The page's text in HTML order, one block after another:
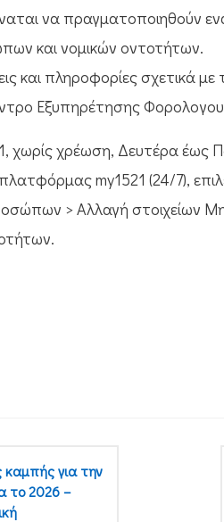
να πραγματοποιηθούν
και νομικών οντοτήτων.
και πληροφορίες σχετικά
Εξυπηρέτησης
χωρίς χρέωση, Δευτέρα έως
my1521 (24/7),
> Αλλαγή στοιχείων
καμπής για την
το 2026 –